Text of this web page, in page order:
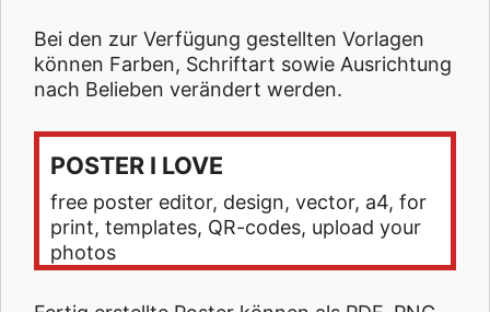
Bei den zur Verfügung gestellten Vorlagen
können Farben, Schriftart sowie Ausrichtung
nach Belieben verändert werden.
POSTER I LOVE
free poster editor, design, vector, a4, for
print, templates, QR-codes, upload your
photos